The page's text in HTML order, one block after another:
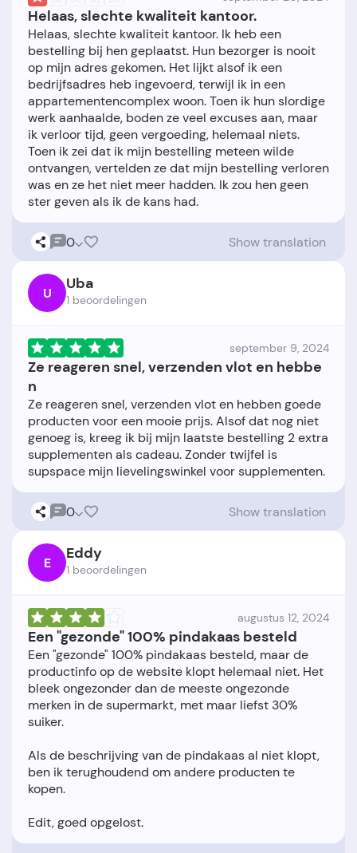
Helaas, slechte kwaliteit kantoor.
Helaas, slechte kwaliteit kantoor. Ik heb een
bestelling bij hen geplaatst. Hun bezorger is nooit
op mijn adres gekomen. Het lijkt alsof ik een
bedrijfsadres heb ingevoerd, terwijl ik in een
appartementencomplex woon. Toen ik hun slordige
werk aanhaalde, boden ze veel excuses aan, maar
ik verloor tijd, geen vergoeding, helemaal niets.
Toen ik zei dat ik mijn bestelling meteen wilde
ontvangen, vertelden ze dat mijn bestelling verloren
was en ze het niet meer hadden. Ik zou hen geen
0 Show translation
U Uba
1 beoordelingen
september 9, 2024
Ze reageren snel, verzenden vlot en hebbe
n
Ze reageren snel, verzenden vlot en hebben goede
producten voor een mooie prijs. Alsof dat nog niet
genoeg is, kreeg ik bij mijn laatste bestelling 2 extra
supplementen als cadeau. Zonder twijfel is
0 Show translation
E Eddy
1 beoordelingen
augustus 12, 2024
Een "gezonde" 100% pindakaas besteld
Een "gezonde" 100% pindakaas besteld, maar de
productinfo op de website klopt helemaal niet. Het
bleek ongezonder dan de meeste ongezonde
merken in de supermarkt, met maar liefst 30%
suiker.
Als de beschrijving van de pindakaas al niet klopt,
ben ik terughoudend om andere producten te
kopen.